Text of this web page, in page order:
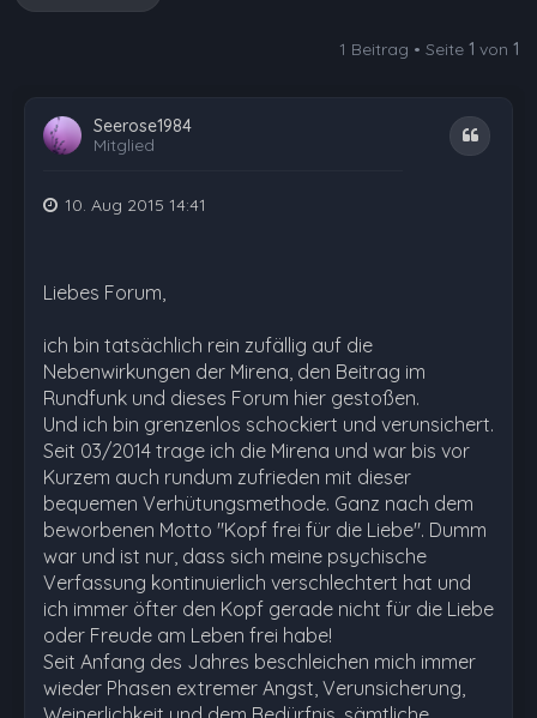
1 Beitrag • Seite 1 von 1
Seerose1984
Mitglied
Zitat
10. Aug 2015 14:41
Liebes Forum,
ich bin tatsächlich rein zufällig auf die
Nebenwirkungen der Mirena, den Beitrag im
Rundfunk und dieses Forum hier gestoßen.
Und ich bin grenzenlos schockiert und verunsichert.
Seit 03/2014 trage ich die Mirena und war bis vor
Kurzem auch rundum zufrieden mit dieser
bequemen Verhütungsmethode. Ganz nach dem
beworbenen Motto "Kopf frei für die Liebe". Dumm
war und ist nur, dass sich meine psychische
Verfassung kontinuierlich verschlechtert hat und
ich immer öfter den Kopf gerade nicht für die Liebe
oder Freude am Leben frei habe!
Seit Anfang des Jahres beschleichen mich immer
wieder Phasen extremer Angst, Verunsicherung,